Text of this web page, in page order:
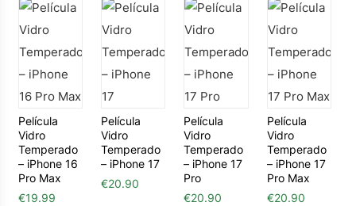
Película
Vidro
Temperado
– iPhone 16
Pro Max
€19.99
Película
Vidro
Temperado
– iPhone 17
€20.90
Película
Vidro
Temperado
– iPhone 17
Pro
€20.90
Película
Vidro
Temperado
– iPhone 17
Pro Max
€20.90